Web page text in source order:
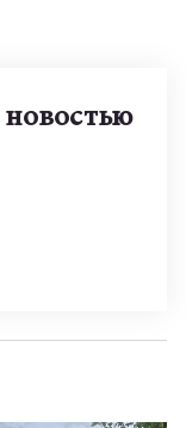
новостью